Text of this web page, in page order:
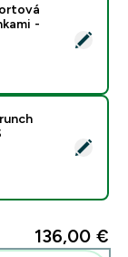
-
136,00 €‎